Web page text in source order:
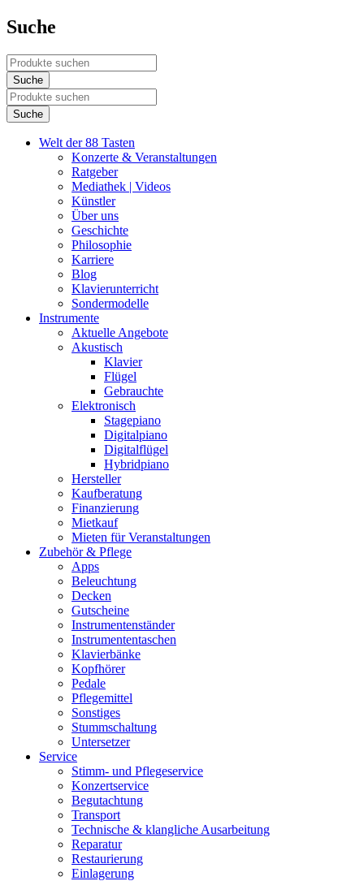
Suche
Welt der 88 Tasten
Konzerte & Veranstaltungen
Ratgeber
Mediathek | Videos
Künstler
Über uns
Geschichte
Philosophie
Karriere
Blog
Klavierunterricht
Sondermodelle
Instrumente
Aktuelle Angebote
Akustisch
Klavier
Flügel
Gebrauchte
Elektronisch
Stagepiano
Digitalpiano
Digitalflügel
Hybridpiano
Hersteller
Kaufberatung
Finanzierung
Mietkauf
Mieten für Veranstaltungen
Zubehör & Pflege
Apps
Beleuchtung
Decken
Gutscheine
Instrumentenständer
Instrumententaschen
Klavierbänke
Kopfhörer
Pedale
Pflegemittel
Sonstiges
Stummschaltung
Untersetzer
Service
Stimm- und Pflegeservice
Konzertservice
Begutachtung
Transport
Technische & klangliche Ausarbeitung
Reparatur
Restaurierung
Einlagerung